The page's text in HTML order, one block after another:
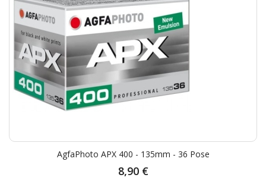
AgfaPhoto APX 400 - 135mm - 36 Pose
8,90 €